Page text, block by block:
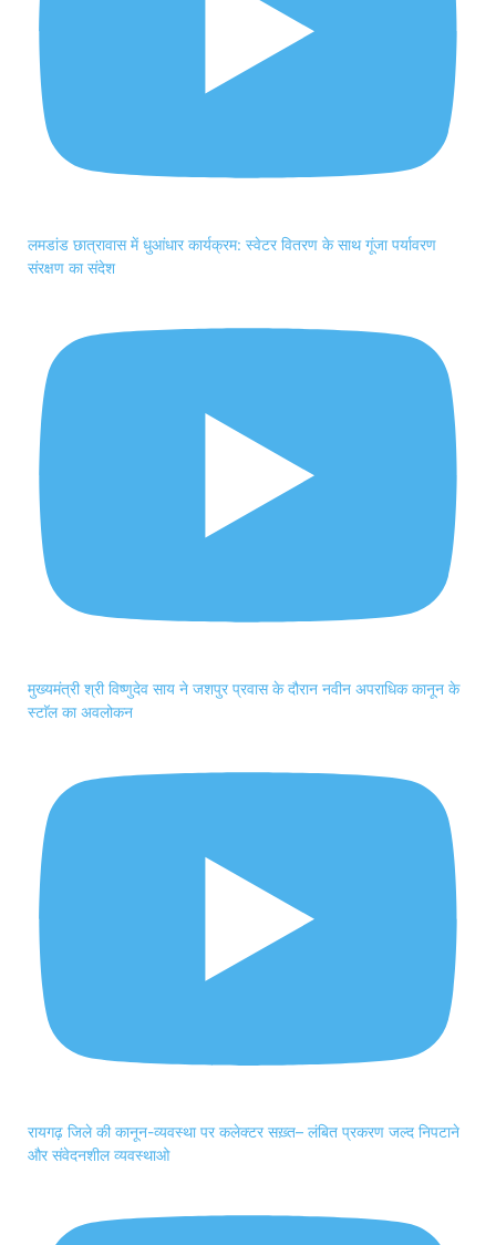
लमडांड छात्रावास में धुआंधार कार्यक्रम: स्वेटर वितरण के साथ गूंजा पर्यावरण
संरक्षण का संदेश
मुख्यमंत्री श्री विष्णुदेव साय ने जशपुर प्रवास के दौरान नवीन अपराधिक कानून के
स्टाॅल का अवलोकन
रायगढ़ जिले की कानून-व्यवस्था पर कलेक्टर सख़्त– लंबित प्रकरण जल्द निपटाने
और संवेदनशील व्यवस्थाओ